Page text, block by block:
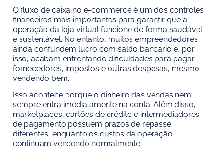
O fluxo de caixa no e-commerce é um dos controles
financeiros mais importantes para garantir que a
operação da loja virtual funcione de forma saudável
e sustentável. No entanto, muitos empreendedores
ainda confundem lucro com saldo bancário e, por
isso, acabam enfrentando dificuldades para pagar
fornecedores, impostos e outras despesas, mesmo
vendendo bem.
Isso acontece porque o dinheiro das vendas nem
sempre entra imediatamente na conta. Além disso,
marketplaces, cartões de crédito e intermediadores
de pagamento possuem prazos de repasse
diferentes, enquanto os custos da operação
continuam vencendo normalmente.